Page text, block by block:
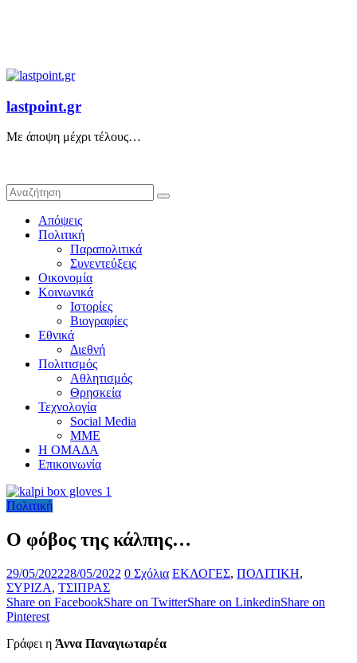
lastpoint.gr
Με άποψη μέχρι τέλους…
Απόψεις
Πολιτική
Παραπολιτικά
Συνεντεύξεις
Οικονομία
Κοινωνικά
Ιστορίες
Βιογραφίες
Εθνικά
Διεθνή
Πολιτισμός
Αθλητισμός
Θρησκεία
Τεχνολογία
Social Media
ΜΜΕ
Η ΟΜΑΔΑ
Επικοινωνία
Πολιτική
Ο φόβος της κάλπης…
29/05/202228/05/2022 0 Σχόλια ΕΚΛΟΓΕΣ, ΠΟΛΙΤΙΚΗ,
ΣΥΡΙΖΑ, ΤΣΙΠΡΑΣ
Share on FacebookShare on TwitterShare on LinkedinShare on
Pinterest
Γράφει η Άννα Παναγιωταρέα